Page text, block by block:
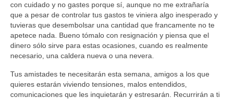
con cuidado y no gastes porque sí, aunque no me extrañaría
que a pesar de controlar tus gastos te viniera algo inesperado y
tuvieras que desembolsar una cantidad que francamente no te
apetece nada. Bueno tómalo con resignación y piensa que el
dinero sólo sirve para estas ocasiones, cuando es realmente
necesario, una caldera nueva o una nevera.
Tus amistades te necesitarán esta semana, amigos a los que
quieres estarán viviendo tensiones, malos entendidos,
comunicaciones que les inquietarán y estresarán. Recurrirán a ti